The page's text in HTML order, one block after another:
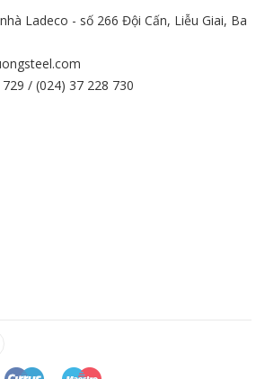
Ladeco - số 266 Đội Cấn, Liễu Giai, Ba
/ (024) 37 228 730